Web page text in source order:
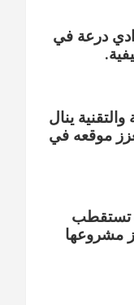
درعة في
ينال
موقعه في
تستقطب
مشروعها